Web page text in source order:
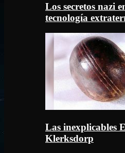
Los secretos nazi
tecnología
Las inexplicables
Klerksdorp